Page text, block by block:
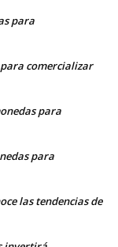
para
comercializar
para
para
las tendencias de